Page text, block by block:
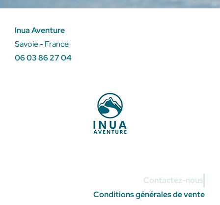
Inua Aventure
Savoie - France
06 03 86 27 04
Contactez-nous
Conditions générales de vente